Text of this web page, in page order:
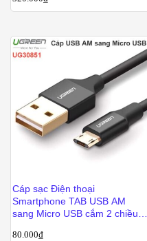
Cáp sạc Điện thoại
Smartphone TAB USB AM
sang Micro USB cắm 2 chiều 1
80.000₫